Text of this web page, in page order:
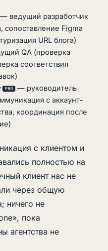
— ведущий разработчик
сопоставление Figma
URL блога)
QA (проверка
соответствия
PRO
— руководитель
с аккаунт-
координация после
с клиентом и
полностью на
клиент нас не
через общую
ничего не
пока
агентства не